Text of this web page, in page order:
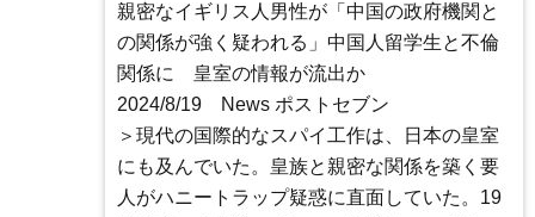
親密なイギリス人男性が「中国の政府機関と
の関係が強く疑われる」中国人留学生と不倫
関係に 皇室の情報が流出か
2024/8/19 News ポストセブン
＞現代の国際的なスパイ工作は、日本の皇室
にも及んでいた。皇族と親密な関係を築く要
人がハニートラップ疑惑に直面していた。19